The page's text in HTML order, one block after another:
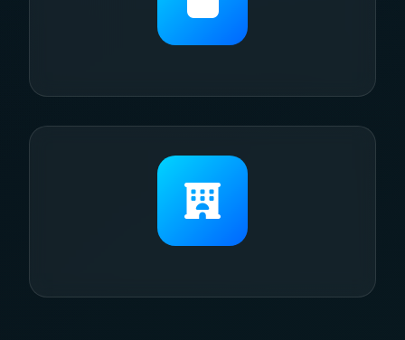
智能照明系统，提升购物体验，降低运营成
本。